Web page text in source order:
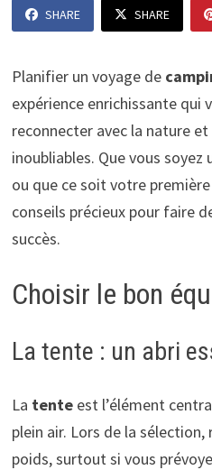
SHARE SHARE
Planifier un voyage de
expérience enrichissante qui
reconnecter avec la nature
inoubliables. Que vous
ou que ce soit votre
conseils précieux pour faire
succès.
Choisir le bon
La tente : un abri
La tenteest l’élément
plein air. Lors de la
poids, surtout si vous